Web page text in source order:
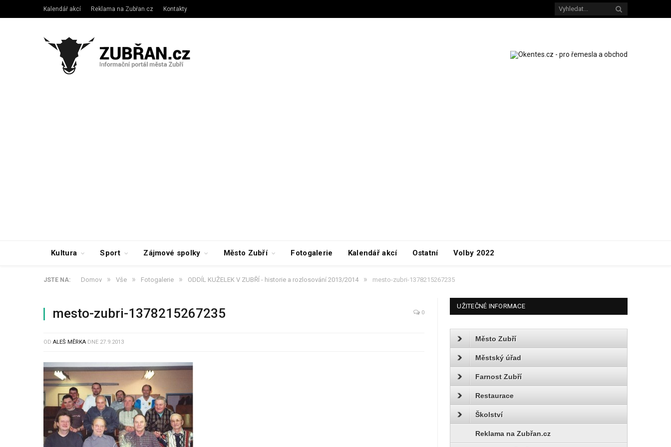
Kalendář akcí Reklama na Zubřan.cz Kontakty
Kultura Sport Zájmové spolky Město Zubří Fotogalerie Kalendář akcí Ostatní Volby 2022
JSTE NA: Domov » Vše » Fotogalerie » ODDÍL KUŽELEK V ZUBŘÍ - historie a rozlosování 2013/2014 » mesto-zubri-1378215267235
mesto-zubri-1378215267235 0
OD ALEŠ MĚRKA DNE 27.9.2013
UŽITEČNÉ INFORMACE
Město Zubří
Městský úřad
Farnost Zubří
Restaurace
Školství
Reklama na Zubřan.cz